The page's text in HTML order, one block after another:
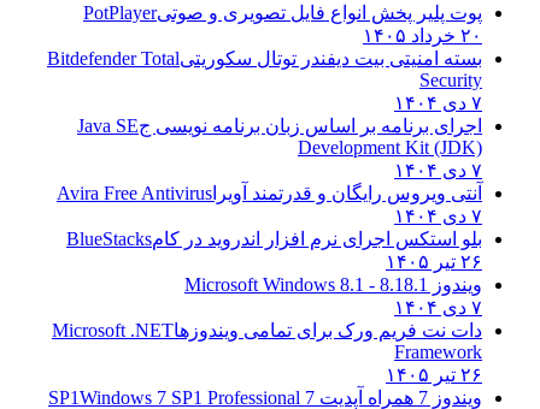
پوت پلیر پخش انواع فایل تصویری و صوتیPotPlayer
۲۰ خرداد ۱۴۰۵
بسته امنیتی بیت دیفندر توتال سکوریتیBitdefender Total
Security
اجرای برنامه بر اساس زبان برنامه نویسی ج Java SE
Development Kit (JDK)
آنتی ویروس رایگان و قدرتمند آویراAvira Free Antivirus
بلو استکس اجرای نرم افزار اندروید در کامBlueStacks
۲۶ تیر ۱۴۰۵
ویندوز 8.18.1 - Microsoft Windows 8.1
دات نت فریم ورک برای تمامی ویندوزهاMicrosoft .NET
Framework
۲۶ تیر ۱۴۰۵
ویندوز 7 همراه آپدیت 7 SP1
Windows 7 SP1 Professional